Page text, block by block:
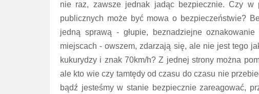
nie raz, zawsze jednak jadąc bezpiecznie. Czy w
publicznych może być mowa o bezpieczeństwie?
jedną sprawą - głupie, beznadziejne
miejscach - owszem, zdarzają się, ale nie jest tego
kukurydzy i znak 70km/h? Z jednej strony można
ale kto wie czy tamtędy od czasu do czasu nie
bądź jesteśmy w stanie bezpiecznie zareagować,